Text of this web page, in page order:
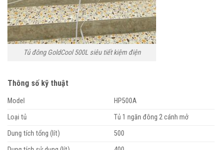
Tủ đông GoldCool 500L siêu tiết kiệm điện
Thông số kỹ thuật
Model
HP500A
Loại tủ
Tủ 1 ngăn đông 2 cánh mở
Dung tích tổng (lít)
500